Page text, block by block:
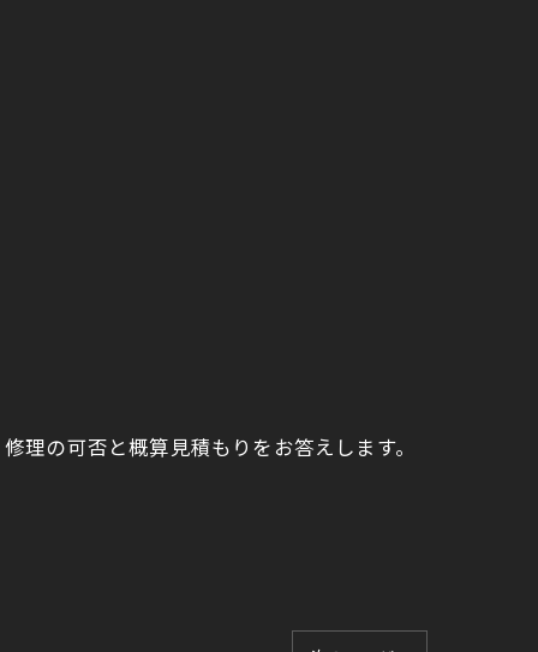
理の可否と概算見積もりをお答えします。